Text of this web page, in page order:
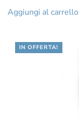
originaleattuale
Aggiungi al carrello
IN OFFERTA!